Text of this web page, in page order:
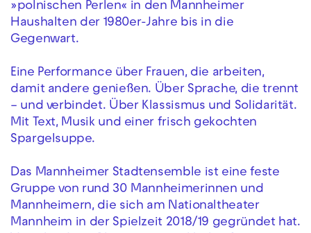
»polnischen Perlen« in den Mannheimer
Haushalten der 1980er-Jahre bis in die
Gegenwart.
Eine Performance über Frauen, die arbeiten,
damit andere genießen. Über Sprache, die trennt
– und verbindet. Über Klassismus und Solidarität.
Mit Text, Musik und einer frisch gekochten
Spargelsuppe.
Das Mannheimer Stadtensemble ist eine feste
Gruppe von rund 30 Mannheimerinnen und
Mannheimern, die sich am Nationaltheater
Mannheim in der Spielzeit 2018/19 gegründet hat.